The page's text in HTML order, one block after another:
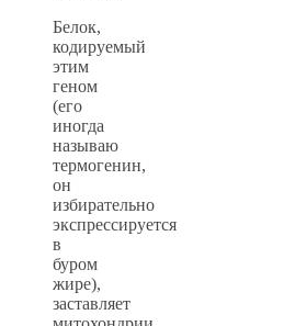
Белок,
кодируемый
этим
геном
(его
иногда
называю
термогенин,
он
избирательно
экспрессируется
в
буром
жире),
заставляет